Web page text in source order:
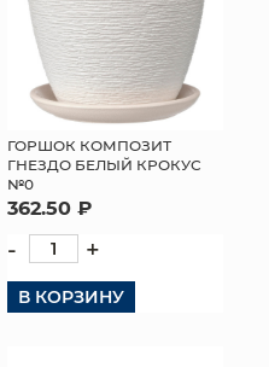
ГОРШОК КОМПОЗИТ
ГНЕЗДО БЕЛЫЙ КРОКУС
№0
362.50 ₽
- +
В КОРЗИНУ